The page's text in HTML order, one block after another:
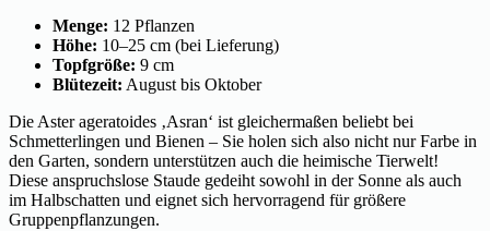
Menge: 12 Pflanzen
Höhe: 10–25 cm (bei Lieferung)
Topfgröße: 9 cm
Blütezeit: August bis Oktober
Die Aster ageratoides ‚Asran‘ ist gleichermaßen beliebt bei
Schmetterlingen und Bienen – Sie holen sich also nicht nur Farbe in
den Garten, sondern unterstützen auch die heimische Tierwelt!
Diese anspruchslose Staude gedeiht sowohl in der Sonne als auch
im Halbschatten und eignet sich hervorragend für größere
Gruppenpflanzungen.